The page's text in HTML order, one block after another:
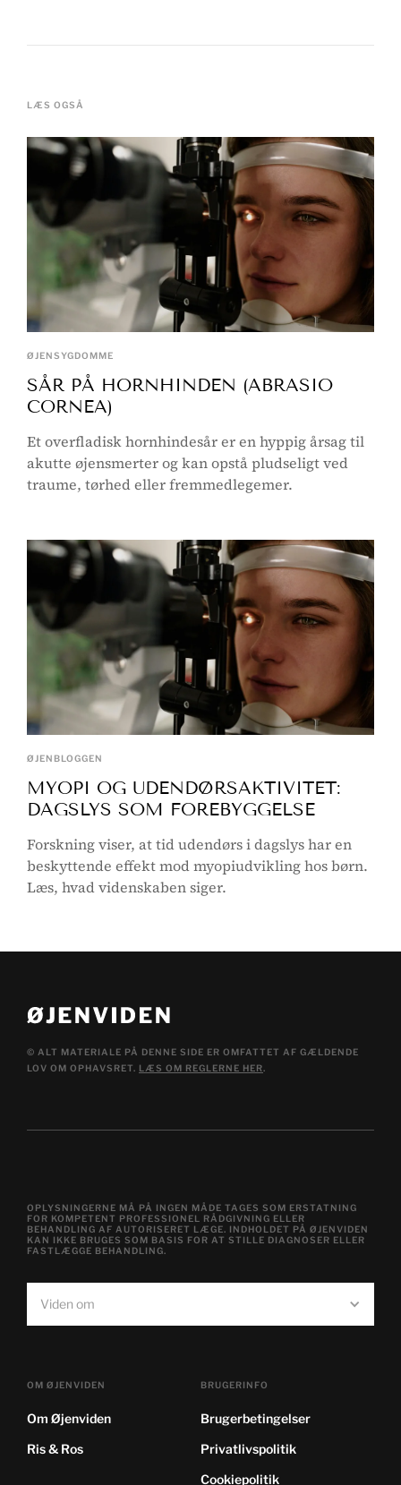
LÆS OGSÅ
ØJENSYGDOMME
SÅR PÅ HORNHINDEN (ABRASIO
CORNEA)
Et overfladisk hornhindesår er en hyppig årsag til
akutte øjensmerter og kan opstå pludseligt ved
traume, tørhed eller fremmedlegemer.
ØJENBLOGGEN
MYOPI OG UDENDØRSAKTIVITET:
DAGSLYS SOM FOREBYGGELSE
Forskning viser, at tid udendørs i dagslys har en
beskyttende effekt mod myopiudvikling hos børn.
Læs, hvad videnskaben siger.
© ALT MATERIALE PÅ DENNE SIDE ER OMFATTET AF GÆLDENDE
LOV OM OPHAVSRET. LÆS OM REGLERNE HER.
Viden om
OPLYSNINGERNE MÅ PÅ INGEN MÅDE TAGES SOM ERSTATNING
FOR KOMPETENT PROFESSIONEL RÅDGIVNING ELLER
BEHANDLING AF AUTORISERET LÆGE. INDHOLDET PÅ ØJENVIDEN
KAN IKKE BRUGES SOM BASIS FOR AT STILLE DIAGNOSER ELLER
FASTLÆGGE BEHANDLING.
OM ØJENVIDEN
Om Øjenviden
Ris & Ros
BRUGERINFO
Brugerbetingelser
Privatlivspolitik
Cookiepolitik